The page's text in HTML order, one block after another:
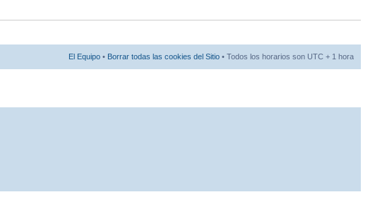
El Equipo • Borrar todas las cookies del Sitio • Todos los horarios son UTC + 1 hora